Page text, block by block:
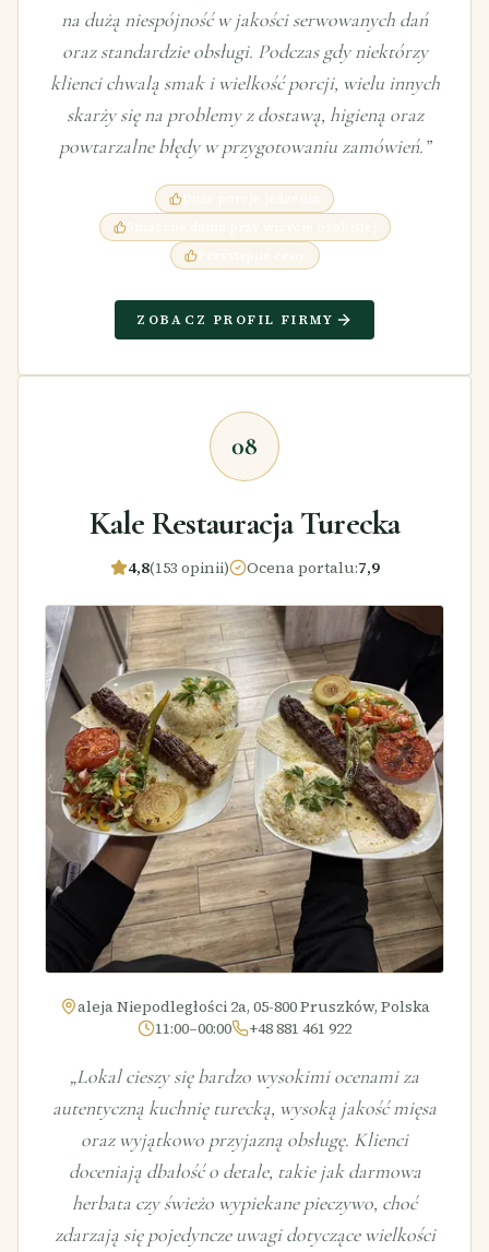
na dużą niespójność w jakości serwowanych dań
oraz standardzie obsługi. Podczas gdy niektórzy
klienci chwalą smak i wielkość porcji, wielu innych
skarży się na problemy z dostawą, higieną oraz
powtarzalne błędy w przygotowaniu zamówień.”
Smaczne dania przy wizycie osobistej
Przystępne ceny
ZOBACZ PROFIL FIRMY
08
Kale Restauracja Turecka
4,8(153 opinii) Ocena portalu:7,9
aleja Niepodległości 2a, 05-800 Pruszków, Polska
11:00–00:00
+48 881 461 922
„Lokal cieszy się bardzo wysokimi ocenami za
autentyczną kuchnię turecką, wysoką jakość mięsa
oraz wyjątkowo przyjazną obsługę. Klienci
doceniają dbałość o detale, takie jak darmowa
herbata czy świeżo wypiekane pieczywo, choć
zdarzają się pojedyncze uwagi dotyczące wielkości